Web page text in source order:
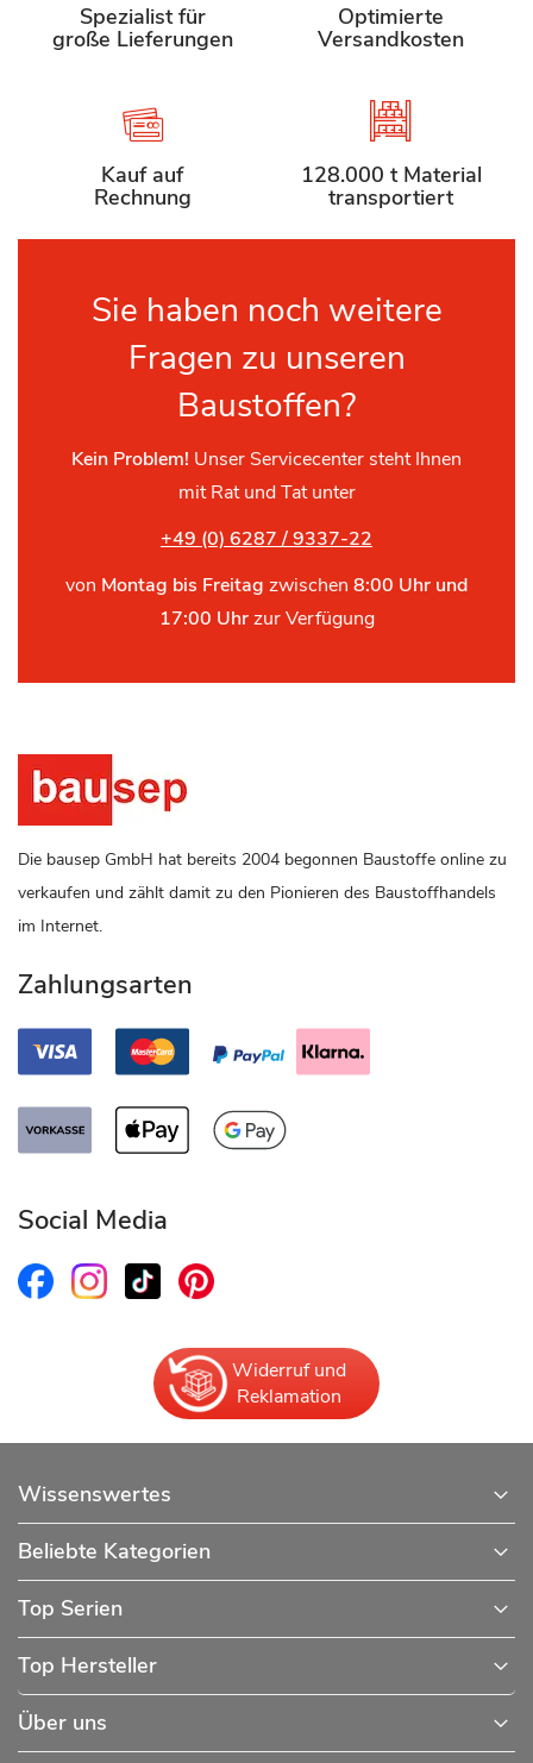
Spezialist für
große Lieferungen
Optimierte
Versandkosten
Kauf auf
Rechnung
128.000 t Material
transportiert
Sie haben noch weitere
Fragen zu unseren
Baustoffen?
Kein Problem! Unser Servicecenter steht Ihnen
mit Rat und Tat unter
+49 (0) 6287 / 9337-22
von Montag bis Freitag zwischen 8:00 Uhr und
17:00 Uhrzur Verfügung
Die bausep GmbH hat bereits 2004 begonnen Baustoffe online zu
verkaufen und zählt damit zu den Pionieren des Baustoffhandels
im Internet.
Zahlungsarten
Social Media
Widerruf und
Reklamation
Wissenswertes
Beliebte Kategorien
Top Serien
Top Hersteller
Über uns